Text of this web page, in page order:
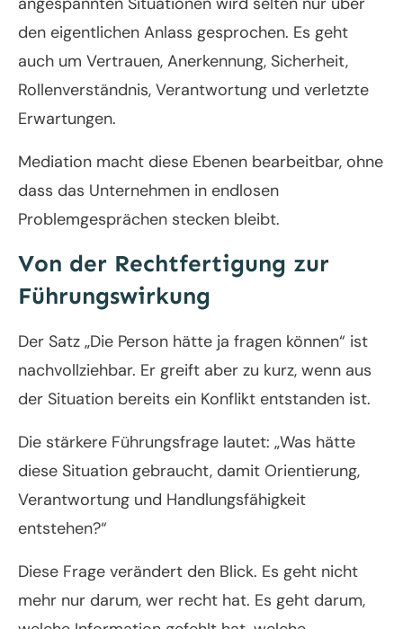
den eigentlichen Anlass gesprochen. Es geht
auch um Vertrauen, Anerkennung, Sicherheit,
Rollenverständnis, Verantwortung und verletzte
Erwartungen.
Mediation macht diese Ebenen bearbeitbar, ohne
dass das Unternehmen in endlosen
Problemgesprächen stecken bleibt.
Von der Rechtfertigung zur
Führungswirkung
Der Satz „Die Person hätte ja fragen können“ ist
nachvollziehbar. Er greift aber zu kurz, wenn aus
der Situation bereits ein Konflikt entstanden ist.
Die stärkere Führungsfrage lautet: „Was hätte
diese Situation gebraucht, damit Orientierung,
Verantwortung und Handlungsfähigkeit
entstehen?“
Diese Frage verändert den Blick. Es geht nicht
mehr nur darum, wer recht hat. Es geht darum,